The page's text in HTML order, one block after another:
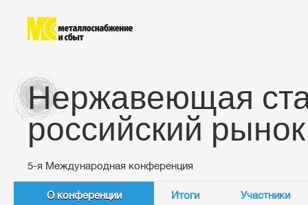
Нержавеющая
российский рынок
5-я Международная конференция
О конференции Итоги Участники